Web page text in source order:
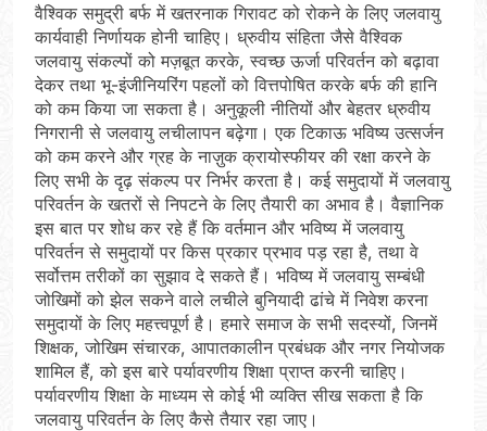
वैश्विक समुद्री बर्फ में खतरनाक गिरावट को रोकने के लिए जलवायु
कार्यवाही निर्णायक होनी चाहिए। ध्रुवीय संहिता जैसे वैश्विक
जलवायु संकल्पों को मज़बूत करके, स्वच्छ ऊर्जा परिवर्तन को बढ़ावा
देकर तथा भू-इंजीनियरिंग पहलों को वित्तपोषित करके बर्फ की हानि
को कम किया जा सकता है। अनुकूली नीतियों और बेहतर ध्रुवीय
निगरानी से जलवायु लचीलापन बढ़ेगा। एक टिकाऊ भविष्य उत्सर्जन
को कम करने और ग्रह के नाज़ुक क्रायोस्फीयर की रक्षा करने के
लिए सभी के दृढ़ संकल्प पर निर्भर करता है। कई समुदायों में जलवायु
परिवर्तन के खतरों से निपटने के लिए तैयारी का अभाव है। वैज्ञानिक
इस बात पर शोध कर रहे हैं कि वर्तमान और भविष्य में जलवायु
परिवर्तन से समुदायों पर किस प्रकार प्रभाव पड़ रहा है, तथा वे
सर्वोत्तम तरीकों का सुझाव दे सकते हैं। भविष्य में जलवायु सम्बंधी
जोखिमों को झेल सकने वाले लचीले बुनियादी ढांचे में निवेश करना
समुदायों के लिए महत्त्वपूर्ण है। हमारे समाज के सभी सदस्यों, जिनमें
शिक्षक, जोखिम संचारक, आपातकालीन प्रबंधक और नगर नियोजक
शामिल हैं, को इस बारे पर्यावरणीय शिक्षा प्राप्त करनी चाहिए।
पर्यावरणीय शिक्षा के माध्यम से कोई भी व्यक्ति सीख सकता है कि
जलवायु परिवर्तन के लिए कैसे तैयार रहा जाए।